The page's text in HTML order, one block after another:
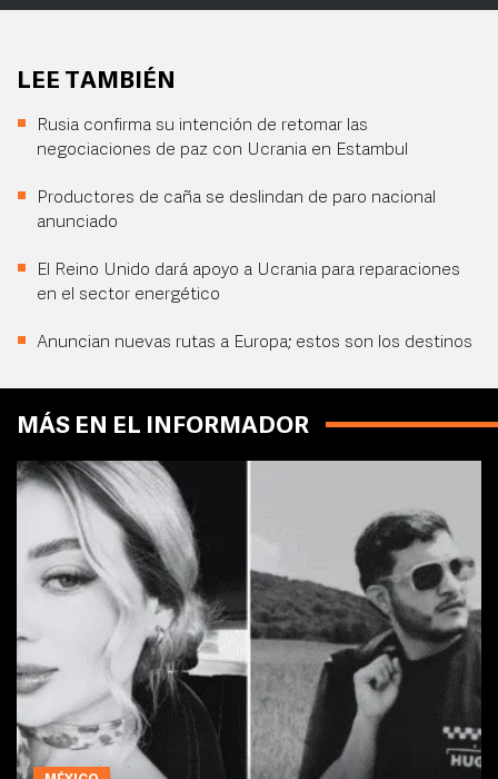
LEE TAMBIÉN
Rusia confirma su intención de retomar las
negociaciones de paz con Ucrania en Estambul
Productores de caña se deslindan de paro nacional
anunciado
El Reino Unido dará apoyo a Ucrania para reparaciones
en el sector energético
Anuncian nuevas rutas a Europa; estos son los destinos
MÁS EN EL INFORMADOR